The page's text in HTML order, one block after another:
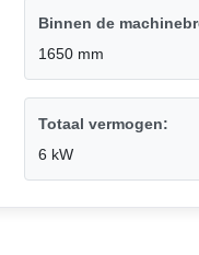
Binnen de
1650 mm
Totaal vermogen:
6 kW